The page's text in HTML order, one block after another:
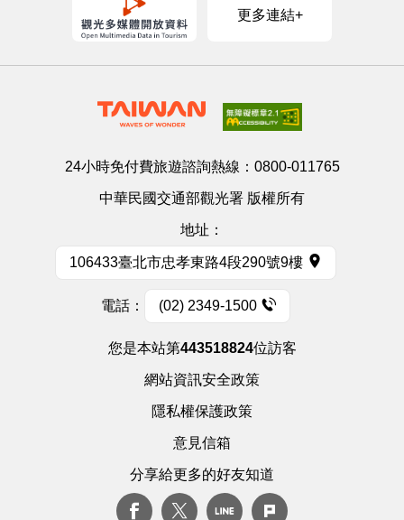
更多連結+
24小時免付費旅遊諮詢熱線： 0800-011765
中華民國交通部觀光署 版權所有
地址：
106433臺北市忠孝東路4段290號9樓
電話： (02) 2349-1500
您是本站第443518824位訪客
網站資訊安全政策
隱私權保護政策
意見信箱
分享給更多的好友知道